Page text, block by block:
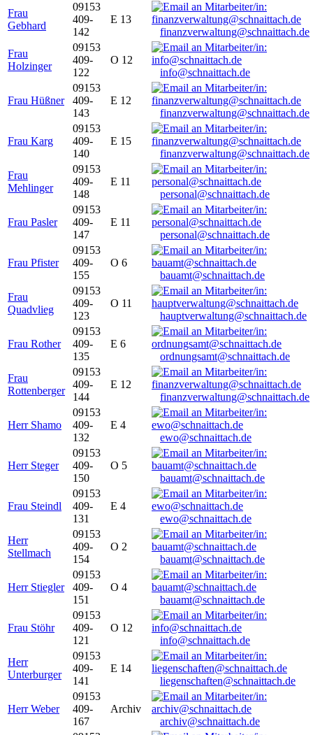
Frau
Gebhard
09153
409-
142
E 13
finanzverwaltung@schnaittach.de
Frau
Holzinger
09153
409-
122
O 12
info@schnaittach.de
Frau Hüßner
09153
409-
143
E 12
finanzverwaltung@schnaittach.de
Frau Karg
09153
409-
140
E 15
finanzverwaltung@schnaittach.de
Frau
Mehlinger
09153
409-
148
E 11
personal@schnaittach.de
Frau Pasler
09153
409-
147
E 11
personal@schnaittach.de
Frau Pfister
09153
409-
155
O 6
bauamt@schnaittach.de
Frau
Quadvlieg
09153
409-
123
O 11
hauptverwaltung@schnaittach.de
Frau Rother
09153
409-
135
E 6
ordnungsamt@schnaittach.de
Frau
Rottenberger
09153
409-
144
E 12
finanzverwaltung@schnaittach.de
Herr Shamo
09153
409-
132
E 4
ewo@schnaittach.de
Herr Steger
09153
409-
150
O 5
bauamt@schnaittach.de
Frau Steindl
09153
409-
131
E 4
ewo@schnaittach.de
Herr
Stellmach
09153
409-
154
O 2
bauamt@schnaittach.de
Herr Stiegler
09153
409-
151
O 4
bauamt@schnaittach.de
Frau Stöhr
09153
409-
121
O 12
info@schnaittach.de
Herr
Unterburger
09153
409-
141
E 14
liegenschaften@schnaittach.de
Herr Weber
09153
409-
167
Archiv
archiv@schnaittach.de